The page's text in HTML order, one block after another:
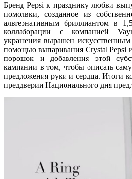
Бренд Pepsi к празднику любви
помолвки, созданное из
альтернативным бриллиантом в
коллаборации с компанией
украшения выращен
помощью выпаривания Сrystal Pepsi
порошок и добавления этой
кампании в том, чтобы описать
предложения руки и сердца. Итоги
преддверии Национального дня